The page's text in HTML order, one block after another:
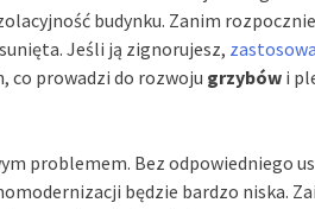
budynku. Zanim
Jeśli ją zignorujesz,
co prowadzi do rozwoju grzybów i
problemem. Bez odpowiedniego
będzie bardzo niska.